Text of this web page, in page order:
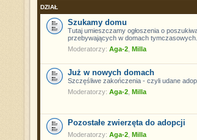
DZIAŁ
Szukamy domu
Tutaj umieszczamy ogłoszenia o
przebywających w domach tymczasowych.
Moderatorzy: Aga-2, Milla
Już w nowych domach
Szczęśliwe zakończenia - czyli udane
Moderatorzy: Aga-2, Milla
Pozostałe zwierzęta do adopcji
Moderatorzy: Aga-2, Milla